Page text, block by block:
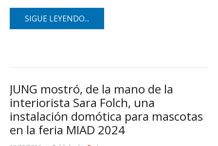
SIGUE LEYENDO...
JUNG mostró, de la mano de la
interiorista Sara Folch, una
instalación domótica para mascotas
en la feria MIAD 2024